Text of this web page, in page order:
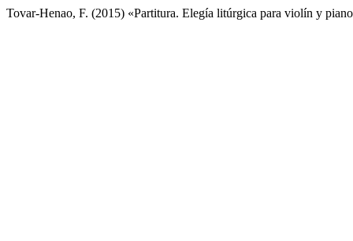
Tovar-Henao, F. (2015) «Partitura. Elegía litúrgica para violín y